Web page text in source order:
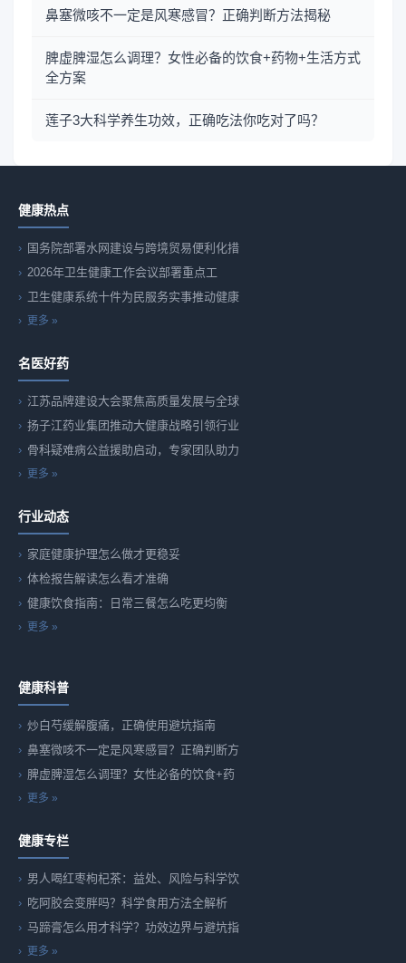
鼻塞微咳不一定是风寒感冒？正确判断方法揭秘
脾虚脾湿怎么调理？女性必备的饮食+药物+生活方式
全方案
莲子3大科学养生功效，正确吃法你吃对了吗？
健康热点
国务院部署水网建设与跨境贸易便利化措
2026年卫生健康工作会议部署重点工
卫生健康系统十件为民服务实事推动健康
更多 »
名医好药
江苏品牌建设大会聚焦高质量发展与全球
扬子江药业集团推动大健康战略引领行业
骨科疑难病公益援助启动，专家团队助力
更多 »
行业动态
家庭健康护理怎么做才更稳妥
体检报告解读怎么看才准确
健康饮食指南：日常三餐怎么吃更均衡
更多 »
健康科普
炒白芍缓解腹痛，正确使用避坑指南
鼻塞微咳不一定是风寒感冒？正确判断方
脾虚脾湿怎么调理？女性必备的饮食+药
更多 »
健康专栏
男人喝红枣枸杞茶：益处、风险与科学饮
吃阿胶会变胖吗？科学食用方法全解析
马蹄膏怎么用才科学？功效边界与避坑指
更多 »